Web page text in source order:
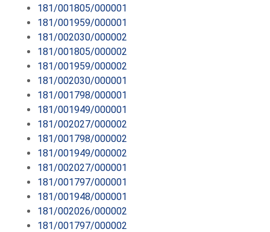
181/001805/000001
181/001959/000001
181/002030/000002
181/001805/000002
181/001959/000002
181/002030/000001
181/001798/000001
181/001949/000001
181/002027/000002
181/001798/000002
181/001949/000002
181/002027/000001
181/001797/000001
181/001948/000001
181/002026/000002
181/001797/000002